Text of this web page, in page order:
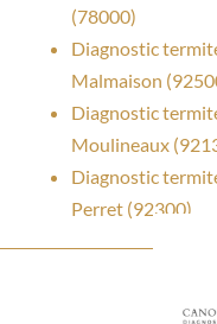
(78000)
Diagnostic
Malmaison
Diagnostic
Moulineaux
Diagnostic
Perret (92300)